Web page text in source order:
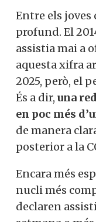
Entre els joves
profund. El
assistia mai a
aquesta xifra
2025, però, el
És a dir, una
en poc més
de manera
posterior a la
Encara més
nucli més
declaren